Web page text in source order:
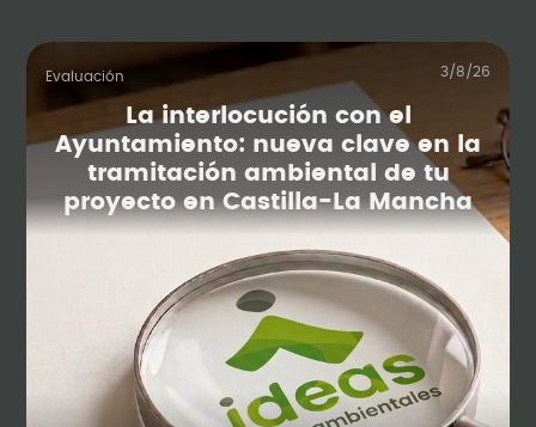
Evaluación 3/8/26
La interlocución con el
Ayuntamiento: nueva clave en la
tramitación ambiental de tu
proyecto en Castilla-La Mancha